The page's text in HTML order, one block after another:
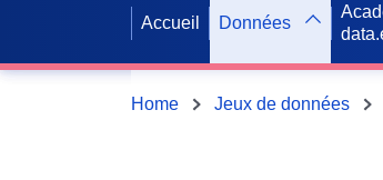
Accueil Données
Home Jeux de données